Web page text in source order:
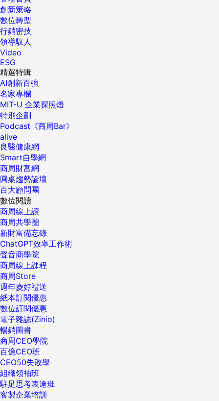
創新策略
數位轉型
行銷密技
領導馭人
Video
ESG
精選特輯
AI創新百強
名家專欄
MIT-U 企業探照燈
特別企劃
Podcast《商周Bar》
alive
良醫健康網
Smart自學網
商周財富網
圓桌趨勢論壇
百大顧問團
數位閱讀
商周線上讀
商周共學圈
新財富備忘錄
ChatGPT效率工作術
聲音商學院
商周線上課程
商周Store
週年慶好禮送
紙本訂閱優惠
數位訂閱優惠
電子雜誌(Zinio)
暢銷圖書
商周CEO學院
百億CEO班
CEO50失敗學
組織領袖班
駐足思考表達班
客製企業培訓